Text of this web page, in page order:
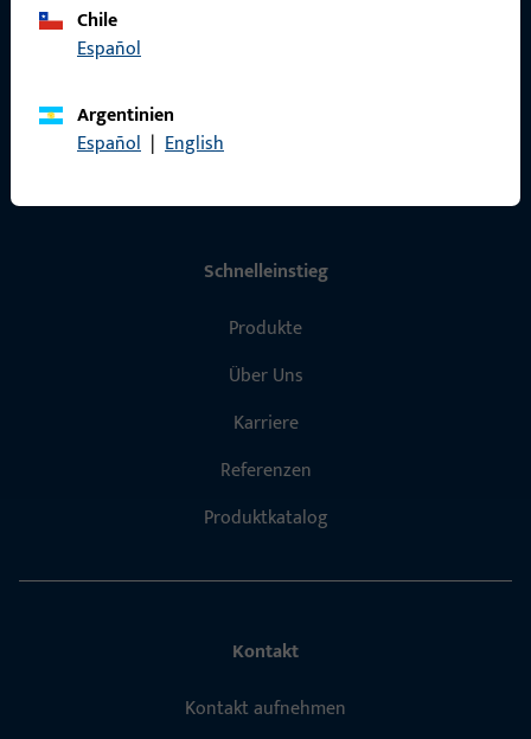
Chile
Español
Argentinien
Español | English
Schnelleinstieg
Produkte
Über Uns
Karriere
Referenzen
Produktkatalog
Kontakt
Kontakt aufnehmen